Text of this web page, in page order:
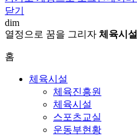
닫기
dim
열정으로 꿈을 그리자 체육시설
홈
체육시설
체육진흥원
체육시설
스포츠교실
운동부현황